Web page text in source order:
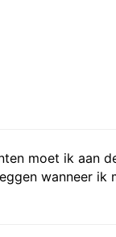
moet ik aan
wanneer ik